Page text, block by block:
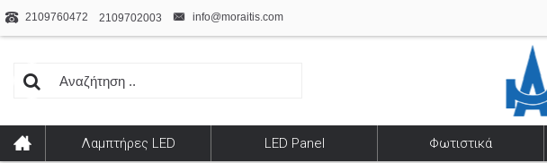
2109760472 2109702003 info@moraitis.com
Λαμπτήρες LED LED Panel Φωτιστικά